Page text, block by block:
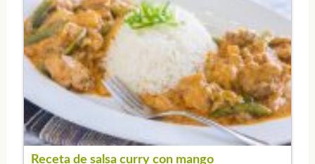
Receta de salsa curry con mango